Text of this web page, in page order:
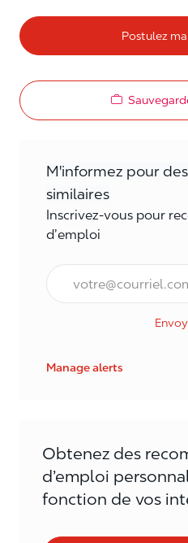
Postulez
M'informez pour
similaires
Inscrivez-vous pour
d’emploi
Courriel*
Manage alerts
Obtenez des
d’emploi
fonction de vos